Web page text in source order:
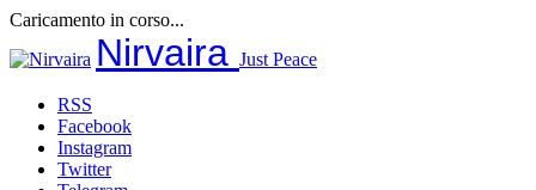
Caricamento in corso...
al
Nirvaira Just Peace
RSS
Facebook
Instagram
Twitter